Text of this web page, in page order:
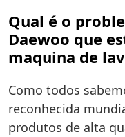
Qual é o
Daewoo que
maquina de
Como todos
reconhecida
produtos de alta